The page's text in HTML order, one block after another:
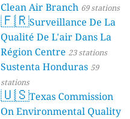
Clean Air Branch 69 stations
🇫🇷Surveillance De La
Qualité De L'air Dans La
Région Centre 23 stations
Sustenta Honduras 59
stations
🇺🇸Texas Commission
On Environmental Quality